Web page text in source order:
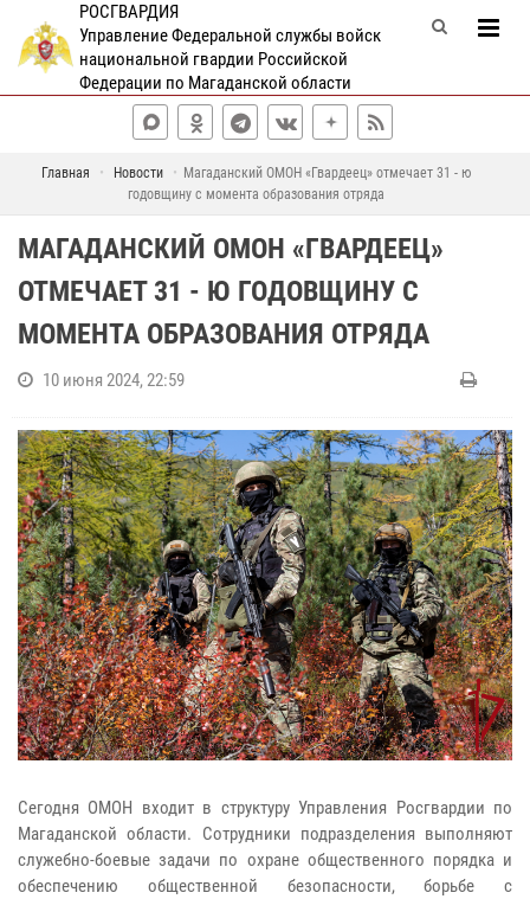
РОСГВАРДИЯ
Управление Федеральной службы войск
национальной гвардии Российской
Федерации по Магаданской области
Главная Новости
Магаданский ОМОН «Гвардеец» отмечает 31 - ю
годовщину с момента образования отряда
МАГАДАНСКИЙ ОМОН «ГВАРДЕЕЦ»
ОТМЕЧАЕТ 31 - Ю ГОДОВЩИНУ С
МОМЕНТА ОБРАЗОВАНИЯ ОТРЯДА
10 июня 2024, 22:59
Сегодня ОМОН входит в структуру Управления Росгвардии по
Магаданской области. Сотрудники подразделения выполняют
служебно-боевые задачи по охране общественного порядка и
обеспечению общественной безопасности, борьбе с